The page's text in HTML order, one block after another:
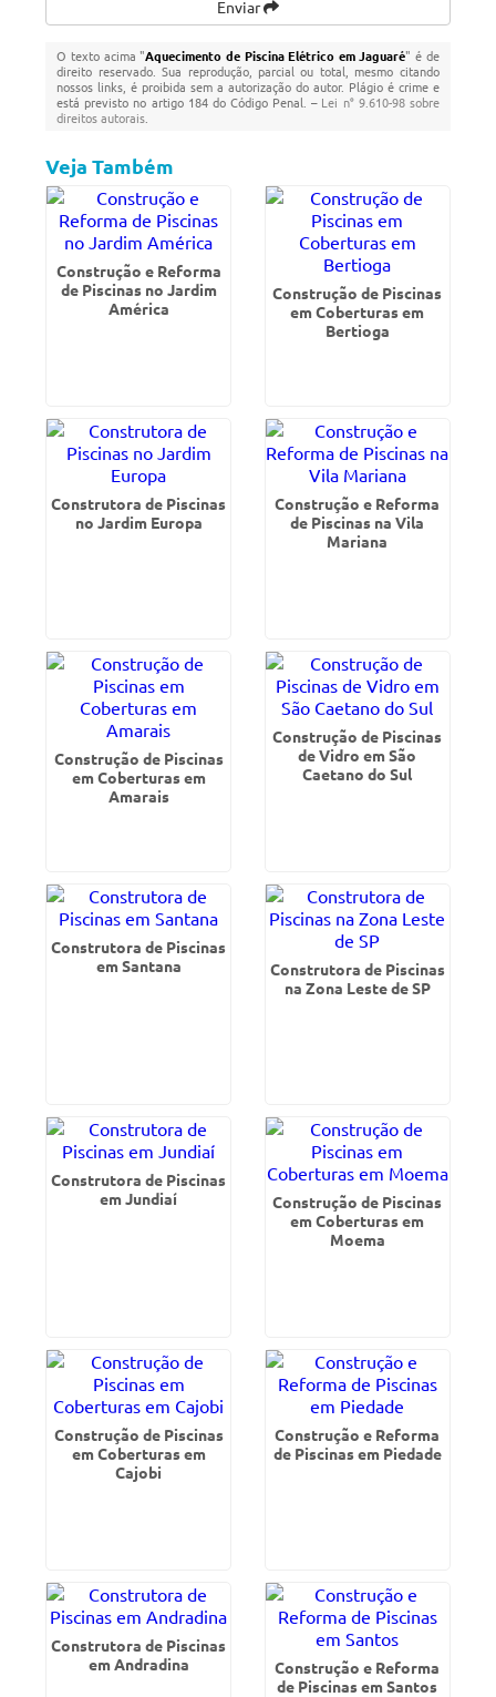
Enviar
O texto acima "Aquecimento de Piscina Elétrico em Jaguaré" é de
direito reservado. Sua reprodução, parcial ou total, mesmo citando
nossos links, é proibida sem a autorização do autor. Plágio é crime e
está previsto no artigo 184 do Código Penal. – Lei n° 9.610-98 sobre
direitos autorais
Veja Também
Construção e Reforma
de Piscinas no Jardim
América
Construção de Piscinas
em Coberturas em
Bertioga
Construtora de Piscinas
no Jardim Europa
Construção e Reforma
de Piscinas na Vila
Mariana
Construção de Piscinas
em Coberturas em
Amarais
Construção de Piscinas
de Vidro em São
Caetano do Sul
Construtora de Piscinas
em Santana
Construtora de Piscinas
na Zona Leste de SP
Construtora de Piscinas
em Jundiaí
Construção de Piscinas
em Coberturas em
Moema
Construção de Piscinas
em Coberturas em
Cajobi
Construção e Reforma
de Piscinas em Piedade
Construtora de Piscinas
em Andradina
Construção e Reforma
de Piscinas em Santos